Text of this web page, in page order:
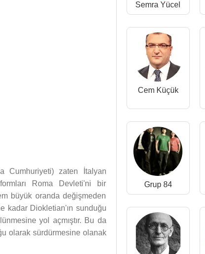
Cumhuriyeti) zaten İtalyan
Roma Devleti'ni bir
büyük oranda değişmeden
kadar Diokletian'ın sunduğu
yol açmıştır. Bu da
olarak sürdürmesine olanak
Semra Yücel
Cem Küçük
Grup 84